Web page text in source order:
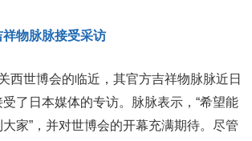
物脉脉接受采访
西世博会的临近，其官方吉祥物脉脉近日
了日本媒体的专访。脉脉表示，“希望能
家”，并对世博会的开幕充满期待。尽管